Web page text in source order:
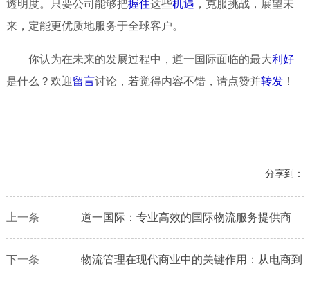
透明度。只要公司能够把握住这些机遇 ，克服挑战，展望未
来，定能更优质地服务于全球客户。
你认为在未来的发展过程中，道一国际面临的最大利好
是什么？欢迎留言讨论，若觉得内容不错，请点赞并转发！
分享到：
上一条 道一国际：专业高效的国际物流服务提供商
下一条 物流管理在现代商业中的关键作用：从电商到